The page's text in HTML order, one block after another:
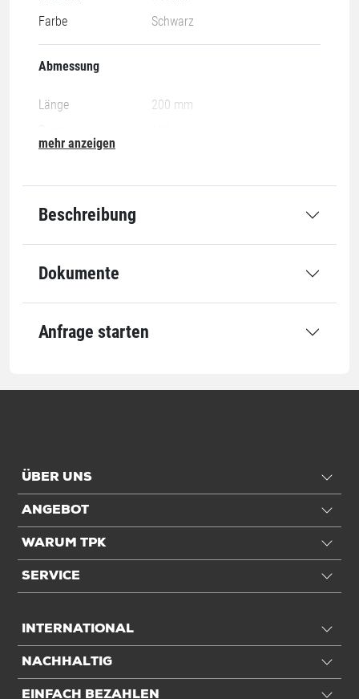
Farbe
Schwarz
Abmessung
Länge
200 mm
Gleitreibwert
mehr anzeigen
Beschreibung
Dokumente
Anfrage starten
ÜBER UNS
ANGEBOT
WARUM TPK
SERVICE
INTERNATIONAL
NACHHALTIG
EINFACH BEZAHLEN